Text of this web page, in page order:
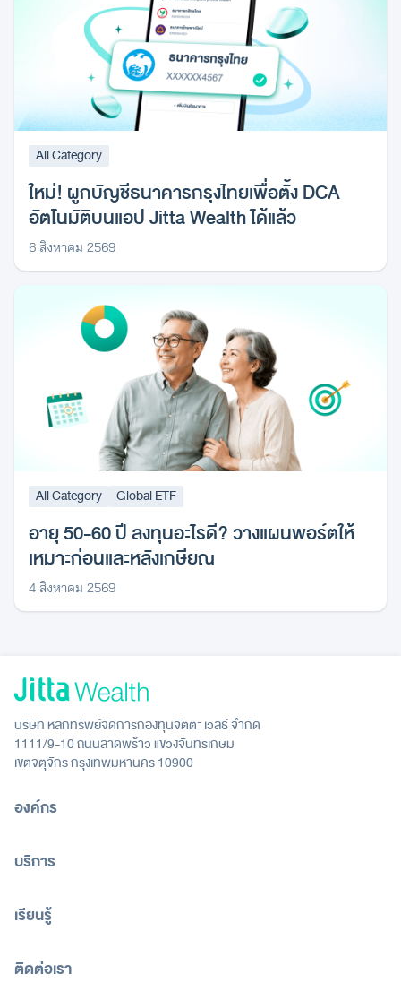
All Category
ใหม่! ผูกบัญชีธนาคารกรุงไทยเพื่อตั้ง DCA
อัตโนมัติบนแอป Jitta Wealth ได้แล้ว
6 สิงหาคม 2569
All Category Global ETF
อายุ 50-60 ปี ลงทุนอะไรดี? วางแผนพอร์ตให้
เหมาะก่อนและหลังเกษียณ
4 สิงหาคม 2569
บริษัท หลักทรัพย์จัดการกองทุนจิตตะ เวลธ์ จำกัด
1111/9-10 ถนนลาดพร้าว แขวงจันทรเกษม
เขตจตุจักร กรุงเทพมหานคร 10900
องค์กร
บริการ
เรียนรู้
ติดต่อเรา